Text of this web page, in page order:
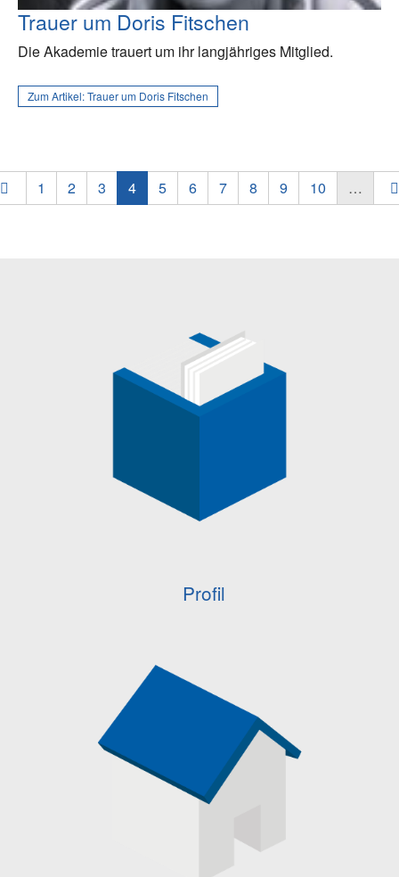
Trauer um Doris Fitschen
Die Akademie trauert um ihr langjähriges Mitglied.
Zum Artikel:Trauer um Doris Fitschen
1 2 3 4 5 6 7 8 9 10 …
Profil